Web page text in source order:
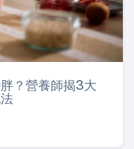
？營養師揭3大